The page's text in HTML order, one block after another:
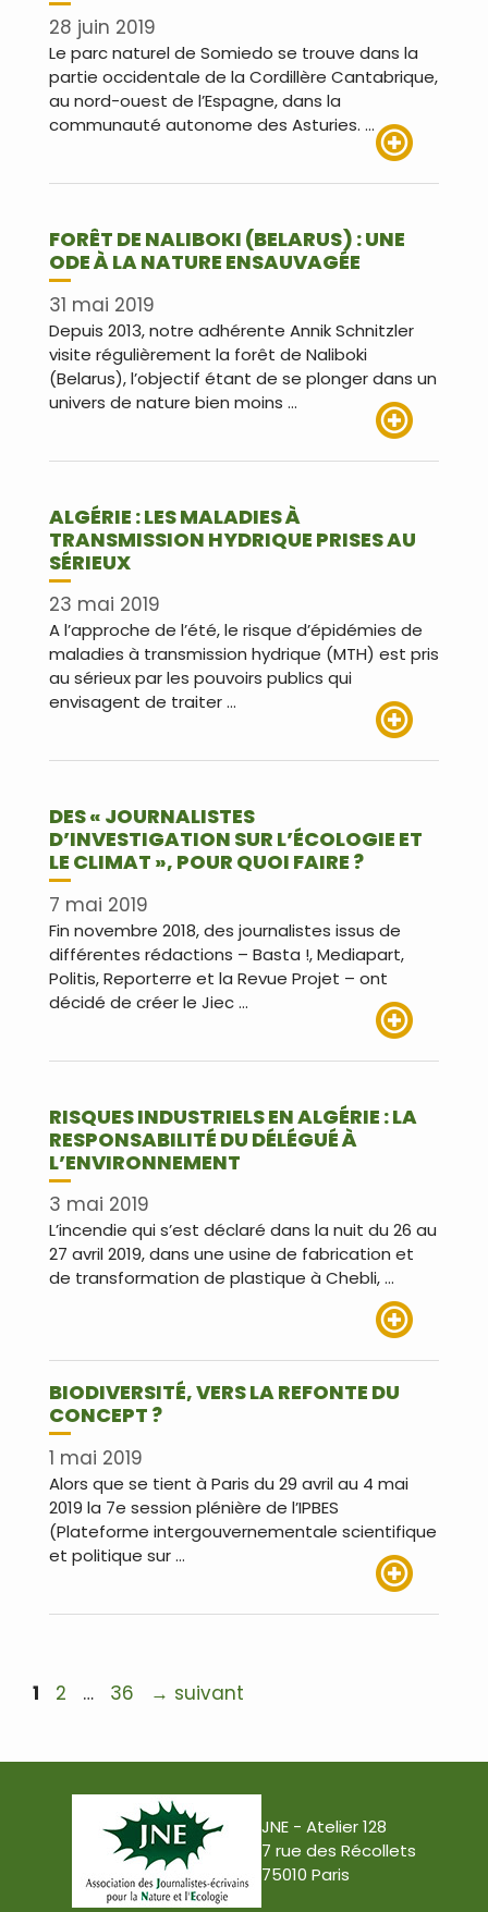
28 juin 2019
Le parc naturel de Somiedo se trouve dans la
partie occidentale de la Cordillère Cantabrique,
au nord-ouest de l’Espagne, dans la
communauté autonome des Asturies. …
FORÊT DE NALIBOKI (BELARUS) : UNE
ODE À LA NATURE ENSAUVAGÉE
31 mai 2019
Depuis 2013, notre adhérente Annik Schnitzler
visite régulièrement la forêt de Naliboki
(Belarus), l’objectif étant de se plonger dans un
univers de nature bien moins …
ALGÉRIE : LES MALADIES À
TRANSMISSION HYDRIQUE PRISES AU
SÉRIEUX
23 mai 2019
A l’approche de l’été, le risque d’épidémies de
maladies à transmission hydrique (MTH) est pris
au sérieux par les pouvoirs publics qui
envisagent de traiter …
DES « JOURNALISTES
D’INVESTIGATION SUR L’ÉCOLOGIE ET
LE CLIMAT », POUR QUOI FAIRE ?
7 mai 2019
Fin novembre 2018, des journalistes issus de
différentes rédactions – Basta !, Mediapart,
Politis, Reporterre et la Revue Projet – ont
décidé de créer le Jiec …
RISQUES INDUSTRIELS EN ALGÉRIE : LA
RESPONSABILITÉ DU DÉLÉGUÉ À
L’ENVIRONNEMENT
3 mai 2019
L’incendie qui s’est déclaré dans la nuit du 26 au
27 avril 2019, dans une usine de fabrication et
de transformation de plastique à Chebli, …
BIODIVERSITÉ, VERS LA REFONTE DU
CONCEPT ?
1 mai 2019
Alors que se tient à Paris du 29 avril au 4 mai
2019 la 7e session plénière de l’IPBES
(Plateforme intergouvernementale scientifique
et politique sur …
Navigation
Page
1 Page
2 … Page
36 → suivant
JNE - Atelier 128
7 rue des Récollets
75010 Paris